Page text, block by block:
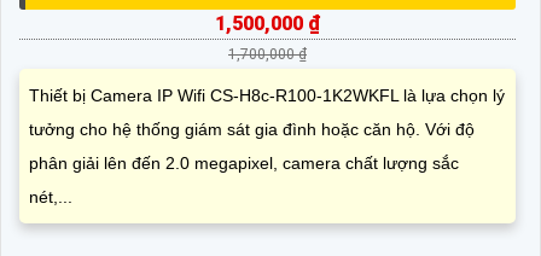
1,500,000 ₫
1,700,000 ₫
Thiết bị Camera IP Wifi CS-H8c-R100-1K2WKFL là lựa chọn lý
tưởng cho hệ thống giám sát gia đình hoặc căn hộ. Với độ
phân giải lên đến 2.0 megapixel, camera chất lượng sắc
nét,...